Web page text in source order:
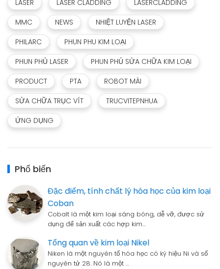
LASER LASER CLADDING
LASERCLADDING
MMC
NEWS
NHIỆT LUYỆN LASER
PHILARC
PHUN PHU KIM LOẠI
PHUN PHỦ LASER
PHUN PHỦ SỬA CHỮA KIM LOẠI
PRODUCT
PTA
ROBOT MÀI
SỬA CHỮA TRỤC VÍT
TRUCVITEPNHUA
ỨNG DỤNG
Phổ biến
Đặc điểm, tính chất lý hóa học của kim loại
Coban
Cobalt là một kim loại sáng bóng, dễ vỡ, được sử
dụng để sản xuất các hợp kim…
Tổng quan về kim loại Nikel
Niken là một nguyên tố hóa học có ký hiệu Ni và số
nguyên tử 28. Nó là một …